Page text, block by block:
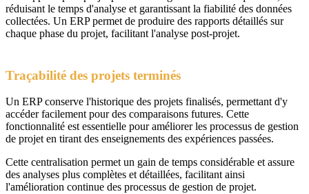
réduisant le temps d'analyse et garantissant la fiabilité des données
collectées. Un ERP permet de produire des rapports détaillés sur
chaque phase du projet, facilitant l'analyse post-projet.
Traçabilité des projets terminés
Un ERP conserve l'historique des projets finalisés, permettant d'y
accéder facilement pour des comparaisons futures. Cette
fonctionnalité est essentielle pour améliorer les processus de gestion
de projet en tirant des enseignements des expériences passées.
Cette centralisation permet un gain de temps considérable et assure
des analyses plus complètes et détaillées, facilitant ainsi
l'amélioration continue des processus de gestion de projet.